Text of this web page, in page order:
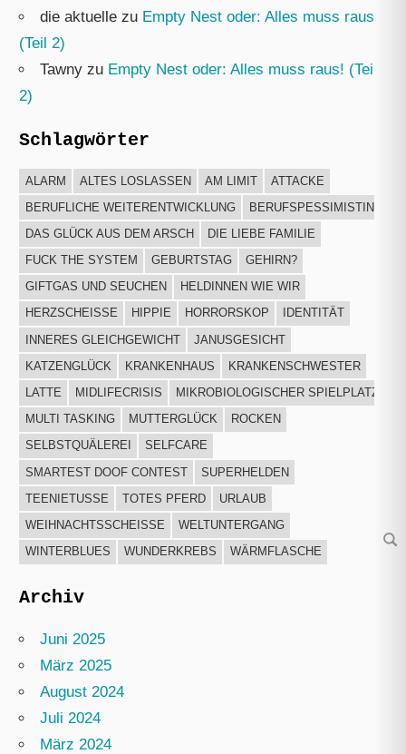
die aktuelle zu Empty Nest oder: Alles muss raus!
(Teil 2)
Tawny zu Empty Nest oder: Alles muss raus! (Teil
2)
Schlagwörter
ALARM ALTES LOSLASSEN AM LIMIT
ATTACKE
BERUFLICHE WEITERENTWICKLUNG
BERUFSPESSIMISTIN
DAS GLÜCK AUS DEM ARSCH
DIE LIEBE FAMILIE
FUCK THE SYSTEM
GEBURTSTAG
GEHIRN?
GIFTGAS UND SEUCHEN
HELDINNEN WIE WIR
HERZSCHEISSE
HIPPIE HORRORSKOP
IDENTITÄT
INNERES GLEICHGEWICHT
JANUSGESICHT
KATZENGLÜCK
KRANKENHAUS
KRANKENSCHWESTER
LATTE
MIDLIFECRISIS
MIKROBIOLOGISCHER SPIELPLATZ
MULTI TASKING
MUTTERGLÜCK
ROCKEN
SELBSTQUÄLEREI
SELFCARE
SMARTEST DOOF CONTEST
SUPERHELDEN
TEENIETUSSE
TOTES PFERD
URLAUB
WEIHNACHTSSCHEISSE
WELTUNTERGANG
WINTERBLUES
WUNDERKREBS WÄRMFLASCHE
Archiv
Juni 2025
März 2025
August 2024
Juli 2024
März 2024